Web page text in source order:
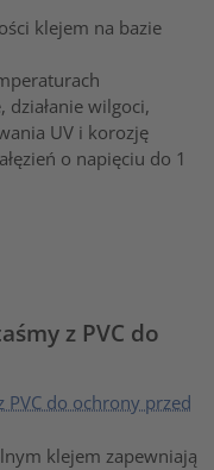
klejem na bazie
działanie wilgoci,
UV i korozję
o napięciu do 1
z PVC do
klejem zapewniają